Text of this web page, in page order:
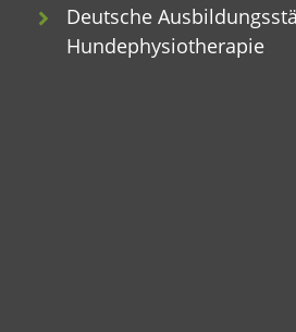
Deutsche
Hundephysiotherapie